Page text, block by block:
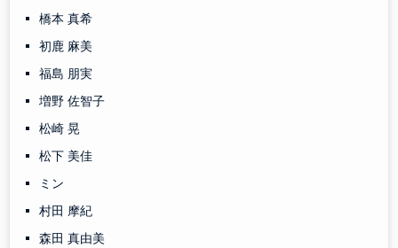
橋本 真希
初鹿 麻美
福島 朋実
増野 佐智子
松崎 晃
松下 美佳
ミン
村田 摩紀
森田 真由美